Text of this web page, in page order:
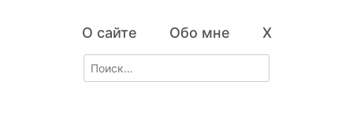
О сайте Обо мне X
Search
for: